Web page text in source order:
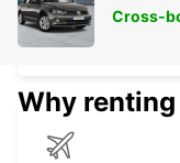
MELBOURNE
FRANKSTON -
Cross-
Why